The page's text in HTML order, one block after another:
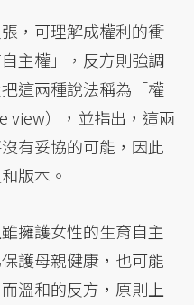
，可理解成權利的衝
主權」，反方則強調
這兩種說法稱為「權
view），並指出，這兩
有妥協的可能，因此
版本。
擁護女性的生育自主
護母親健康，也可能
溫和的反方，原則上